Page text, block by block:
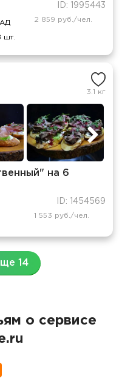
ID: 1995443
шт.
2 859 руб./чел.
3.1 кг
на 6
ID: 1454569
1 553 руб./чел.
14
о сервисе